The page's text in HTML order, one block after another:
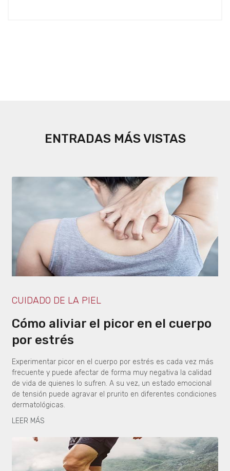
ENTRADAS MÁS VISTAS
CUIDADO DE LA PIEL
Cómo aliviar el picor en el cuerpo
por estrés
Experimentar picor en el cuerpo por estrés es cada vez más
frecuente y puede afectar de forma muy negativa la calidad
de vida de quienes lo sufren. A su vez, un estado emocional
de tensión puede agravar el prurito en diferentes condiciones
dermatológicas.
LEER MÁS